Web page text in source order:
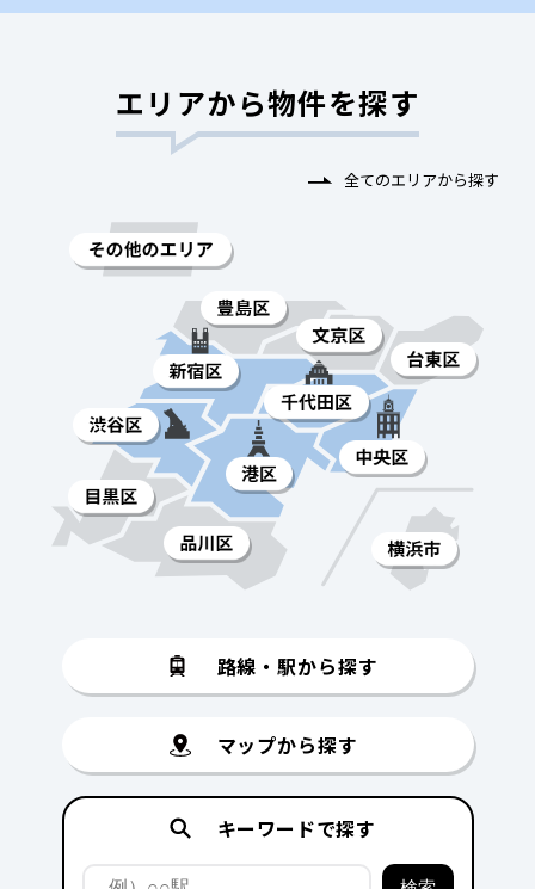
エリアから物件を探す
全てのエリアから探す
路線・駅から探す
マップから探す
キーワードで探す